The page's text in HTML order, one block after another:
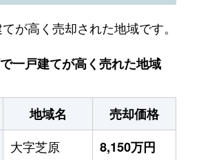
が高く売却された地域です。
一戸建てが高く売れた地域
地域名
売却価格
大字芝原
8,150万円